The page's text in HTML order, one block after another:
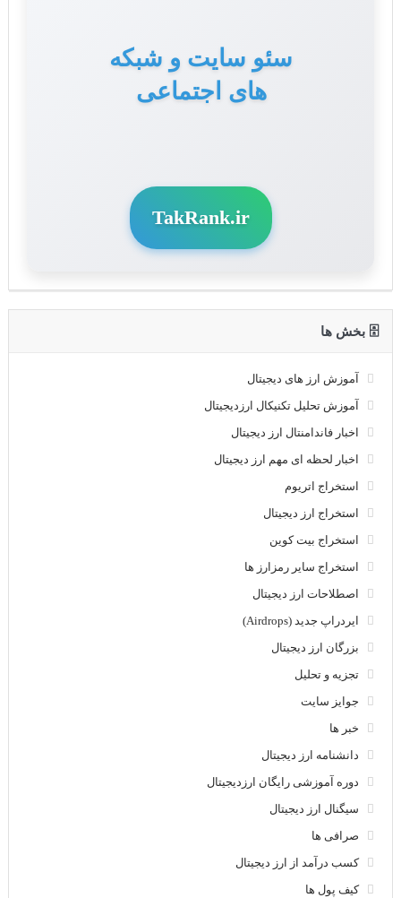
سئو سایت و شبکه
های اجتماعی
TakRank.ir
🗄 بخش ها
آموزش ارز های دیجیتال
آموزش تحلیل تکنیکال ارزدیجیتال
اخبار فاندامنتال ارز دیجیتال
اخبار لحظه ای مهم ارز دیجیتال
استخراج اتریوم
استخراج ارز دیجیتال
استخراج بیت کوین
استخراج سایر رمزارز ها
اصطلاحات ارز دیجیتال
ایردراپ جدید (Airdrops)
بزرگان ارز دیجیتال
تجزیه و تحلیل
جوایز سایت
خبر ها
دانشنامه ارز دیجیتال
دوره آموزشی رایگان ارزدیجیتال
سیگنال ارز دیجیتال
صرافی ها
کسب درآمد از ارز دیجیتال
کیف پول ها